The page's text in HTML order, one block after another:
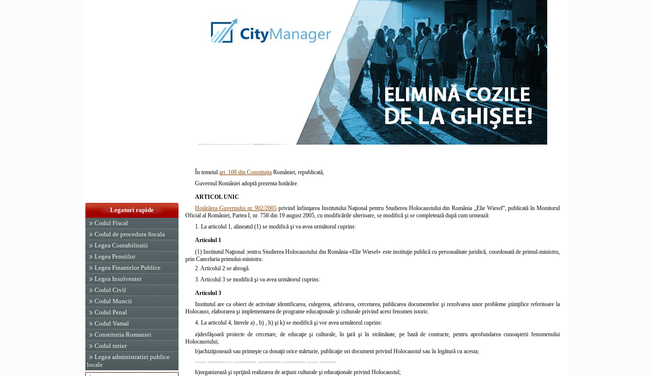
Legaturi rapide
Codul Fiscal
Codul de procedura fiscala
Legea Contabilitatii
Legea Pensiilor
Legea Finantelor Publice
Legea Insolventei
Codul Civil
Codul Muncii
Codul Penal
Codul Vamal
Constitutia Romaniei
Codul rutier
Legea administratiei publice
locale
În temeiul art. 108 din Constituţia României, republicată,
Guvernul României adoptă prezenta hotărâre.
ARTICOL UNIC
Hotărârea Guvernului nr. 902/2005 privind înfiinţarea Institutului Naţional pentru Studierea Holocaustului din România „Elie Wiesel“, publicată în Monitorul
Oficial al României, Partea I, nr. 758 din 19 august 2005, cu modificările ulterioare, se modifică şi se completează după cum urmează:
1. La articolul 1, alineatul (1) se modifică şi va avea următorul cuprins:
Articolul 1
(1) Institutul Naţional pentru Studierea Holocaustului din România «Elie Wiesel» este instituţie publică cu personalitate juridică, coordonată de primul-ministru,
prin Cancelaria primului-ministru.
2. Articolul 2 se abrogă.
3. Articolul 3 se modifică şi va avea următorul cuprins:
Articolul 3
Institutul are ca obiect de activitate identificarea, culegerea, arhivarea, cercetarea, publicarea documentelor şi rezolvarea unor probleme ştiinţifice referitoare la
Holocaust, elaborarea şi implementarea de programe educaţionale şi culturale privind acest fenomen istoric.
4. La articolul 4, literele a) b) h) şi k) se modifică şi vor avea următorul cuprins:
a)desfăşoară proiecte de cercetare, de educaţie şi culturale, în ţară şi în străinătate, pe bază de contracte, pentru aprofundarea cunoaşterii fenomenului
Holocaustului;
b)achiziţionează sau primeşte ca donaţii orice mărturie, publicaţie ori document privind Holocaustul sau în legătură cu acesta;
h)organizează şi sprijină realizarea de acţiuni culturale şi educaţionale privind Holocaustul;